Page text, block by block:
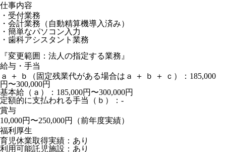
仕事内容
・受付業務
・会計業務（自動精算機導入済み）
・簡単なパソコン入力
・歯科アシスタント業務
『変更範囲：法人の指定する業務』
給与・手当
ａ ＋ ｂ（固定残業代がある場合はａ ＋ ｂ ＋ ｃ）：185,000
円〜300,000円
基本給（ａ）：185,000円〜300,000円
定額的に支払われる手当（ｂ）：-
賞与
10,000円〜250,000円（前年度実績）
福利厚生
育児休業取得実績：あり
利用可能託児施設：あり